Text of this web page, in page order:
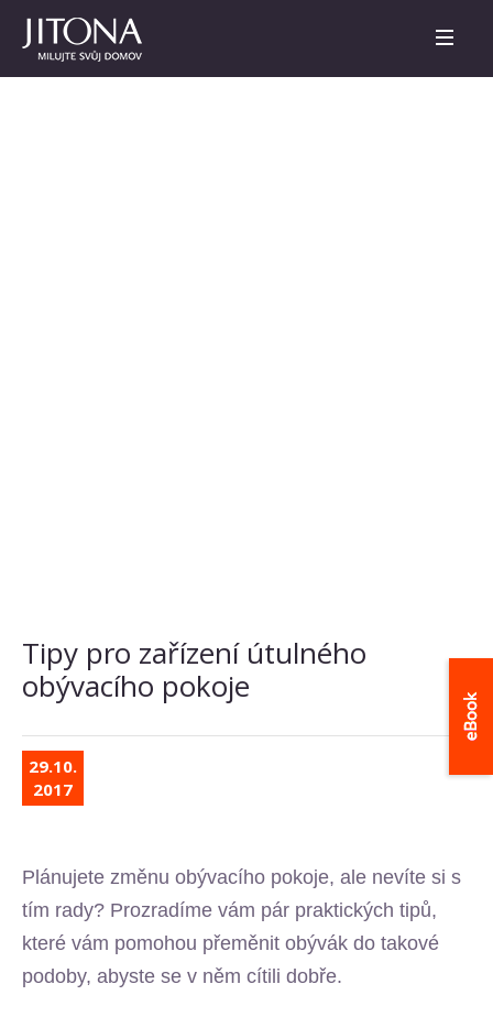
Tipy pro zařízení útulného
obývacího pokoje
29.10.
2017
Plánujete změnu obývacího pokoje, ale nevíte si s
tím rady? Prozradíme vám pár praktických tipů,
které vám pomohou přeměnit obývák do takové
podoby, abyste se v něm cítili dobře.